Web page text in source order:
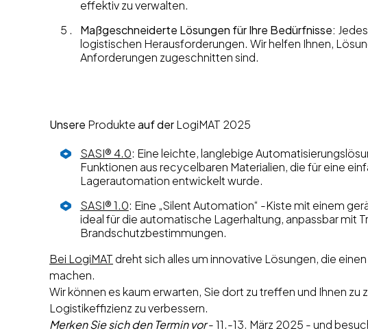
effektiv zu verwalten.
Maßgeschneiderte Lösungen für Ihre Bedürfnisse:
logistischen Herausforderungen. Wir helfen Ihnen,
Anforderungen zugeschnitten sind.
Unsere Produkteauf derLogiMAT 2025
SASI® 4.0: Eine leichte, langlebige
Funktionen aus recycelbaren Materialien, die für eine
Lagerautomation entwickelt wurde.
SASI® 1.0: Eine „Silent Automation“ -Kiste mit einem
ideal für die automatische Lagerhaltung, anpassbar mit
Brandschutzbestimmungen.
Bei LogiMAT dreht sich alles um innovative Lösungen, die
machen.
Wir können es kaum erwarten, Sie dort zu treffen und Ihnen zu
Logistikeffizienz zu verbessern.
Merken Sie sich den Termin vor- 11.-13. März 2025 - und